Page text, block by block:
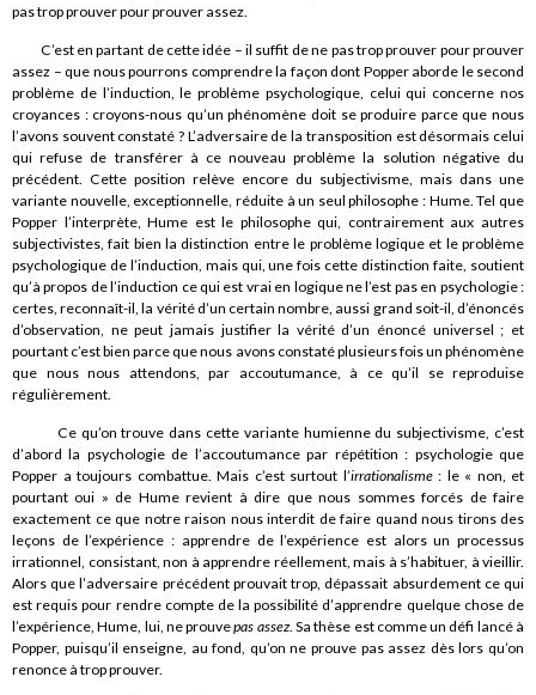
pas trop prouver pour prouver assez.
C’est en partant de cette idée – il suffit de ne pas trop prouver pour prouver
assez – que nous pourrons comprendre la façon dont Popper aborde le second
problème de l’induction, le problème psychologique, celui qui concerne nos
croyances : croyons-nous qu’un phénomène doit se produire parce que nous
l’avons souvent constaté ? L’adversaire de la transposition est désormais celui
qui refuse de transférer à ce nouveau problème la solution négative du
précédent. Cette position relève encore du subjectivisme, mais dans une
variante nouvelle, exceptionnelle, réduite à un seul philosophe : Hume. Tel que
Popper l’interprète, Hume est le philosophe qui, contrairement aux autres
subjectivistes, fait bien la distinction entre le problème logique et le problème
psychologique de l’induction, mais qui, une fois cette distinction faite, soutient
qu’à propos de l’induction ce qui est vrai en logique ne l’est pas en psychologie :
certes, reconnaît-il, la vérité d’un certain nombre, aussi grand soit-il, d’énoncés
d’observation, ne peut jamais justifier la vérité d’un énoncé universel ; et
pourtant c’est bien parce que nous avons constaté plusieurs fois un phénomène
que nous nous attendons, par accoutumance, à ce qu’il se reproduise
régulièrement.
Ce qu’on trouve dans cette variante humienne du subjectivisme, c’est
d’abord la psychologie de l’accoutumance par répétition : psychologie que
Popper a toujours combattue. Mais c’est surtout l’irrationalisme: le « non, et
pourtant oui » de Hume revient à dire que nous sommes forcés de faire
exactement ce que notre raison nous interdit de faire quand nous tirons des
leçons de l’expérience : apprendre de l’expérience est alors un processus
irrationnel, consistant, non à apprendre réellement, mais à s’habituer, à vieillir.
Alors que l’adversaire précédent prouvait trop, dépassait absurdement ce qui
est requis pour rendre compte de la possibilité d’apprendre quelque chose de
l’expérience, Hume, lui, ne prouvepas assez. Sa thèse est comme un défi lancé à
Popper, puisqu’il enseigne, au fond, qu’on ne prouve pas assez dès lors qu’on
renonce à trop prouver.